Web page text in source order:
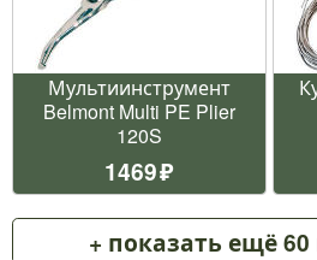
Мультиинструмент
Belmont Multi PE Plier
120S
1469
+ показать ещё 60